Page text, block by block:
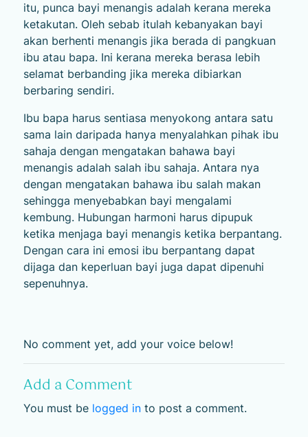
itu, punca bayi menangis adalah kerana mereka
ketakutan. Oleh sebab itulah kebanyakan bayi
akan berhenti menangis jika berada di pangkuan
ibu atau bapa. Ini kerana mereka berasa lebih
selamat berbanding jika mereka dibiarkan
berbaring sendiri.
Ibu bapa harus sentiasa menyokong antara satu
sama lain daripada hanya menyalahkan pihak ibu
sahaja dengan mengatakan bahawa bayi
menangis adalah salah ibu sahaja. Antara nya
dengan mengatakan bahawa ibu salah makan
sehingga menyebabkan bayi mengalami
kembung. Hubungan harmoni harus dipupuk
ketika menjaga bayi menangis ketika berpantang.
Dengan cara ini emosi ibu berpantang dapat
dijaga dan keperluan bayi juga dapat dipenuhi
sepenuhnya.
No comment yet, add your voice below!
Add a Comment
You must be logged into post a comment.